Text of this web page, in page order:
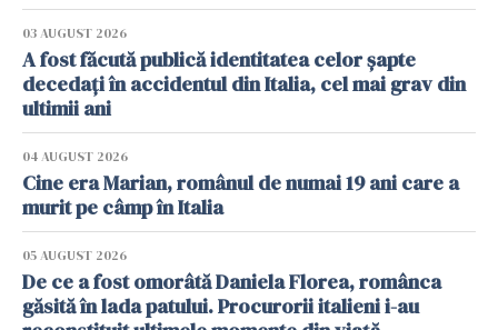
03 AUGUST 2026
A fost făcută publică identitatea celor șapte
decedați în accidentul din Italia, cel mai grav din
ultimii ani
04 AUGUST 2026
Cine era Marian, românul de numai 19 ani care a
murit pe câmp în Italia
05 AUGUST 2026
De ce a fost omorâtă Daniela Florea, românca
găsită în lada patului. Procurorii italieni i-au